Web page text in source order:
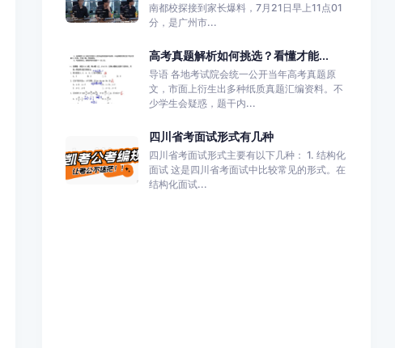
南都校探接到家长爆料，7月21日早上11点01
分，是广州市...
高考真题解析如何挑选？看懂才能...
导语 各地考试院会统一公开当年高考真题原
文，市面上衍生出多种纸质真题汇编资料。不
少学生会疑惑，题干内...
四川省考面试形式有几种
四川省考面试形式主要有以下几种： 1. 结构化
面试 这是四川省考面试中比较常见的形式。在
结构化面试...